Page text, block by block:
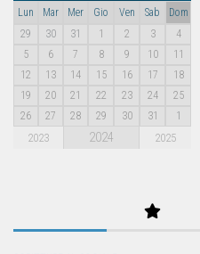
Lun Mar Mer Gio Ven Sab
Dom
29
30 31 1 2 3
4
5
6 7 8 9 10
11
12
13 14 15 16 17
18
19
20 21 22 23 24
25
26
27 28 29 30 31 1
2023 2024 2025